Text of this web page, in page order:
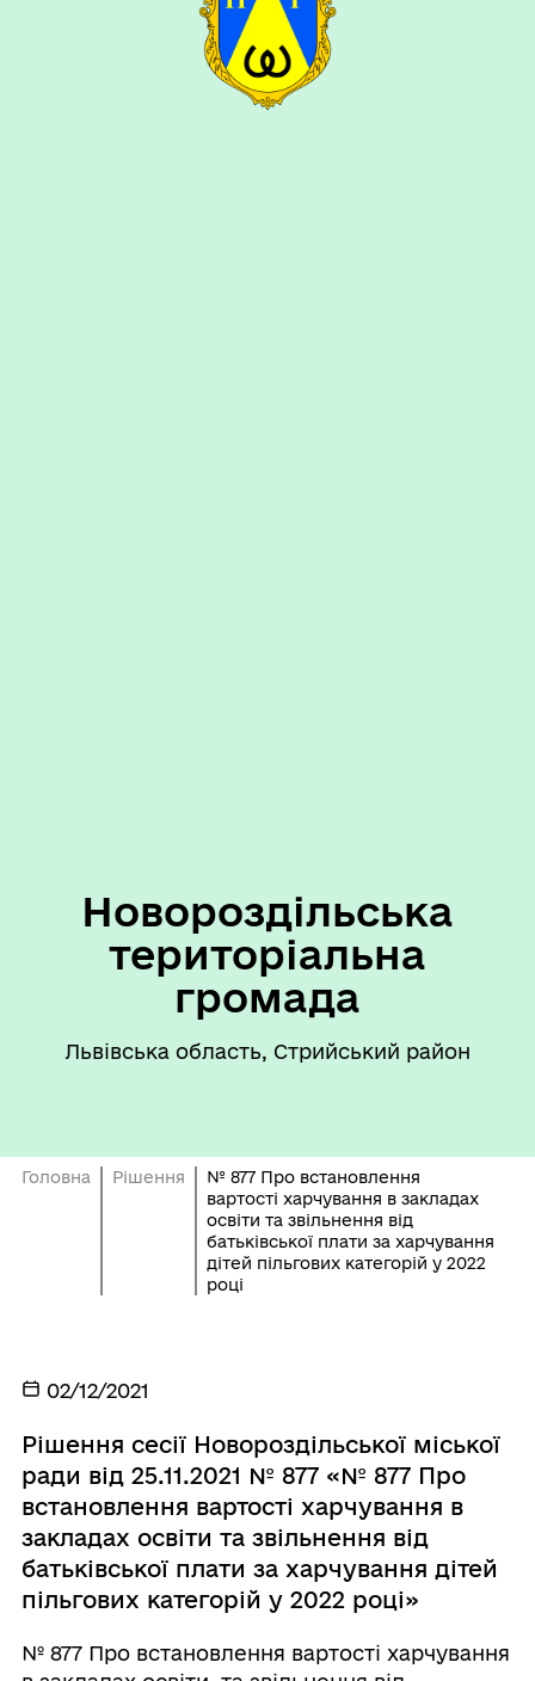
Новороздільська
територіальна
громада
Львівська область, Стрийський район
Головна Рішення
№ 877 Про встановлення
вартості харчування в закладах
освіти та звільнення від
батьківської плати за харчування
дітей пільгових категорій у 2022
році
02/12/2021
Рішення сесії Новороздільської міської
ради від 25.11.2021 № 877 «№ 877 Про
встановлення вартості харчування в
закладах освіти та звільнення від
батьківської плати за харчування дітей
пільгових категорій у 2022 році»
№ 877 Про встановлення вартості харчування